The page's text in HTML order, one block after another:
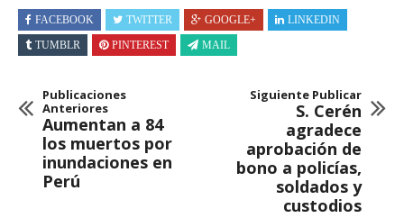
FACEBOOK TWITTER GOOGLE+
LINKEDIN
TUMBLR
PINTEREST MAIL
Publicaciones
Anteriores
Aumentan a 84
los muertos por
inundaciones en
Perú
Siguiente Publicar
S. Cerén
agradece
aprobación de
bono a policías,
soldados y
custodios